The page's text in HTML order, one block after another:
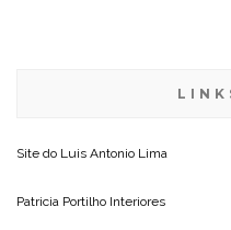
Site do Luis Antonio Lima
Patricia Portilho Interiores